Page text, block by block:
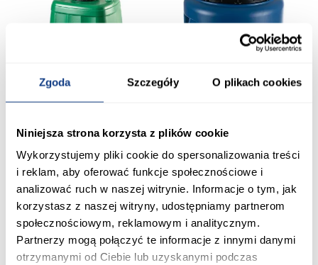
Zgoda Szczegóły O plikach cookies
Niniejsza strona korzysta z plików cookie
Wykorzystujemy pliki cookie do spersonalizowania treści
i reklam, aby oferować funkcje społecznościowe i
analizować ruch w naszej witrynie. Informacje o tym, jak
korzystasz z naszej witryny, udostępniamy partnerom
społecznościowym, reklamowym i analitycznym.
Partnerzy mogą połączyć te informacje z innymi danymi
otrzymanymi od Ciebie lub uzyskanymi podczas
Beczka Kempingowa 10 L Agr
29,99 zł
Dodaj do koszyka
Beczka Agr 15l
15,99 zł
Dodaj do koszyka